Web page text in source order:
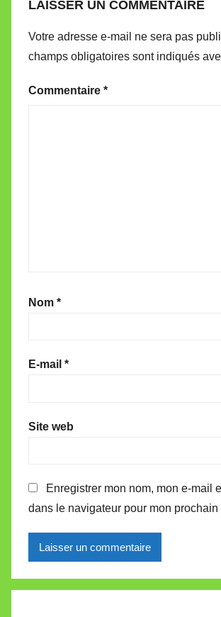
LAISSER UN COMMENTAIRE
Votre adresse e-mail ne sera pas
champs obligatoires sont indiqués
Commentaire *
Nom *
E-mail *
Site web
Enregistrer mon nom, mon e-mail
dans le navigateur pour mon prochain